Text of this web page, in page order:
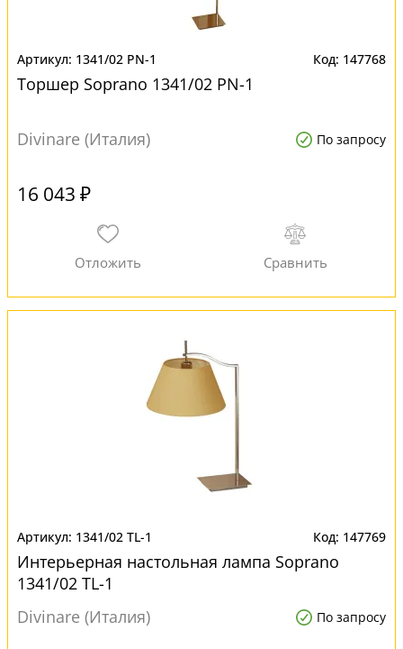
1341/02 PN-1 147768
Торшер Soprano 1341/02 PN-1
Divinare (Италия) По запросу
16 043 ₽
1341/02 TL-1 147769
Интерьерная настольная лампа Soprano
1341/02 TL-1
Divinare (Италия)
По запросу